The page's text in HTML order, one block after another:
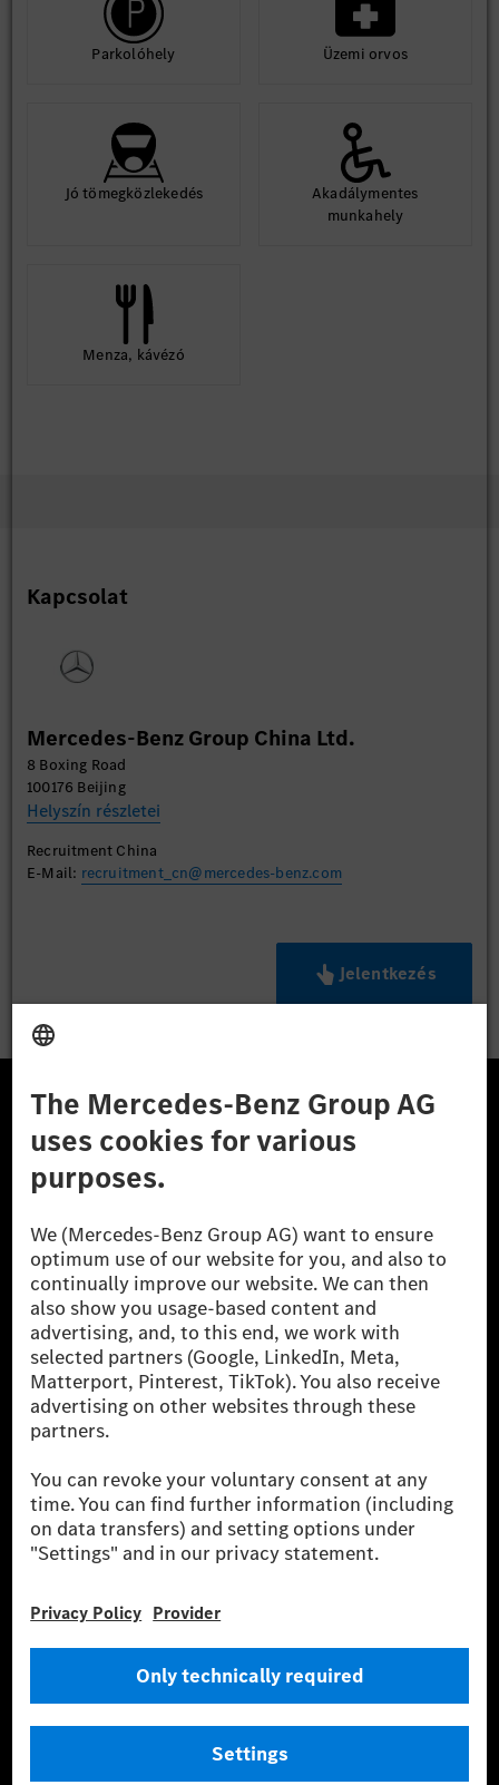
Parkolóhely Üzemi orvos
Jó tömegközlekedés
Akadálymentes
munkahely
Menza, kávézó
Kapcsolat
Mercedes-Benz Group China Ltd.
8 Boxing Road
100176 Beijing
Helyszín részletei
Recruitment China
E-Mail: recruitment_cn@mercedes-benz.com
Jelentkezés
A Mercedes-Benz Csoport
A Mercedes-Benz Group AG (korábbi Daimler AG) a
Mercedes-Benz AG-val együtt a prémium és
luxusautók, valamint kishaszonjárművek vezető
globális szállítói vagyunk. A Mercedes-Benz Mobility
AG finanszírozást, lízinget, autó előfizetést és
autókölcsönzést, flottakezelést, digitális
szolgáltatásokat a töltéshez és fizetéshez,
biztosításközvetítést, valamint innovatív mobilitási
szolgáltatásokat kínál.
Helyszínek
Jogi nyilatkozat